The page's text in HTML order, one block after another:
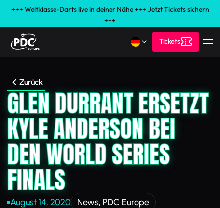
+++ Weltklasse-Darts live in deiner Nähe +++ Jetzt Tickets sichern
+++
Tickets
Zurück
GLEN DURRANT ERSETZT
KYLE ANDERSON BEI
DEN WORLD SERIES
FINALS
August 14, 2020 News, PDC Europe